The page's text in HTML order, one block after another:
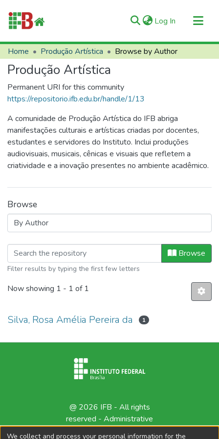
Log In (current)
Communities & Collections
All of RIIFB
About RIIFB
Contacts
Home Produção Artística Browse by Author
Produção Artística
Permanent URI for this community
https://repositorio.ifb.edu.br/handle/1/13
A comunidade de Produção Artística do IFB abriga
manifestações culturais e artísticas criadas por docentes,
estudantes e servidores do Instituto. Inclui produções
audiovisuais, musicais, cênicas e visuais que refletem a
criatividade e a inovação presentes no ambiente acadêmico.
Browse
Browsing Produção Artística byBrowse
Filter results by typing the first few letters
Now showing 1 - 1 of 1
Silva, Rosa Amélia Pereira da 1
@ 2026 IFB - All rights
reserved - Administrative
We collect and process your personal information for the